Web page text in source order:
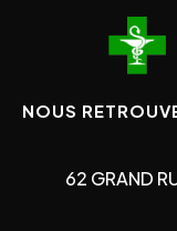
NOUS
62 GRAND